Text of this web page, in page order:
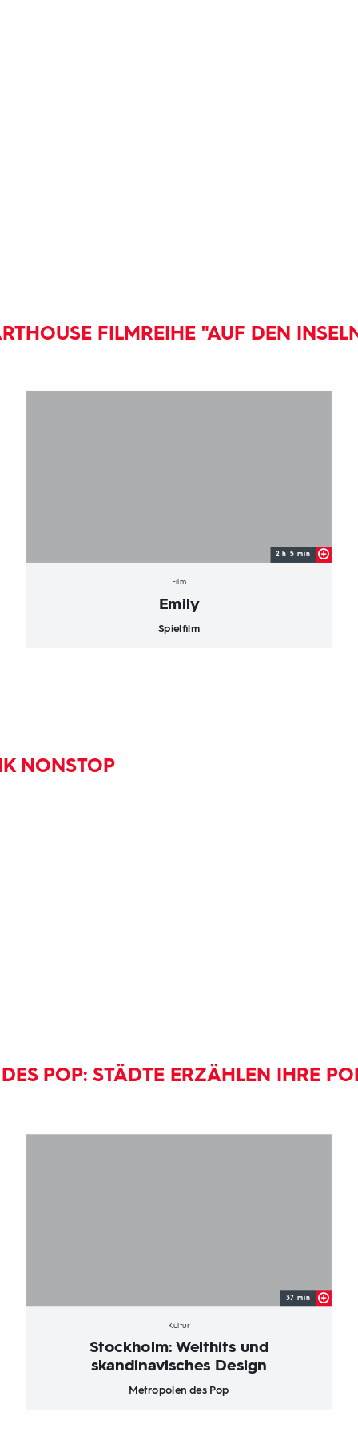
FILMREIHE "AUF DEN
2 h 5 min
Film
Emily
Spielfilm
NONSTOP
POP: STÄDTE ERZÄHLEN IHRE
37 min
Kultur
Stockholm: Welthits und
skandinavisches Design
Metropolen des Pop